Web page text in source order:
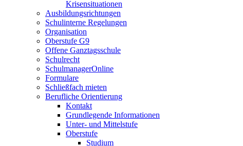
Krisensituationen
Ausbildungsrichtungen
Schulinterne Regelungen
Organisation
Oberstufe G9
Offene Ganztagsschule
Schulrecht
SchulmanagerOnline
Formulare
Schließfach mieten
Berufliche Orientierung
Kontakt
Grundlegende Informationen
Unter- und Mittelstufe
Oberstufe
Studium